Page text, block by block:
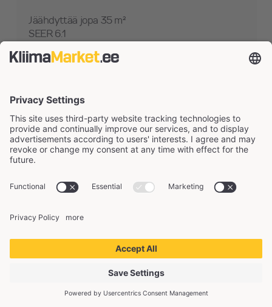
Jäähdyttää jopa 35 m²
SEER 6.1
898 €
Hinta asennuksella
alkaen
1 076 €
Lue lisää ja osta
Lisää vertailuun